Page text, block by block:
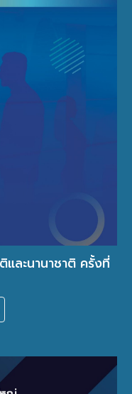
และนานาชาติ ครั้งที่